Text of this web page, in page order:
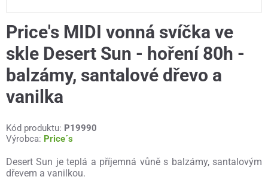
Price's MIDI vonná svíčka ve
skle Desert Sun - hoření 80h -
balzámy, santalové dřevo a
vanilka
Kód produktu: P19990
Výrobca: Price´s
Desert Sun je teplá a příjemná vůně s balzámy, santalovým
dřevem a vanilkou.